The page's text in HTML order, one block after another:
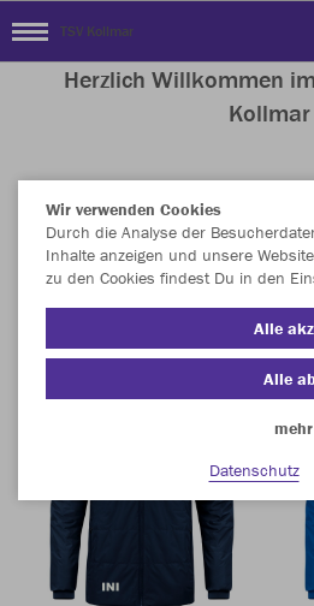
TSV Kollmar
Herzlich Willkommen
Kollmar
Nachhaltig
Wir verwenden Cookies
Durch die Analyse der
Inhalte anzeigen und unsere
zu den Cookies findest Du in den
Alle
Alle
Datenschutz